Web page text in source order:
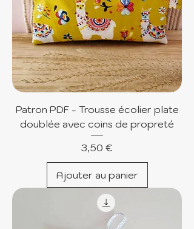
Patron PDF - Trousse écolier plate
doublée avec coins de propreté
Prix
3,50 €
Ajouter au panier